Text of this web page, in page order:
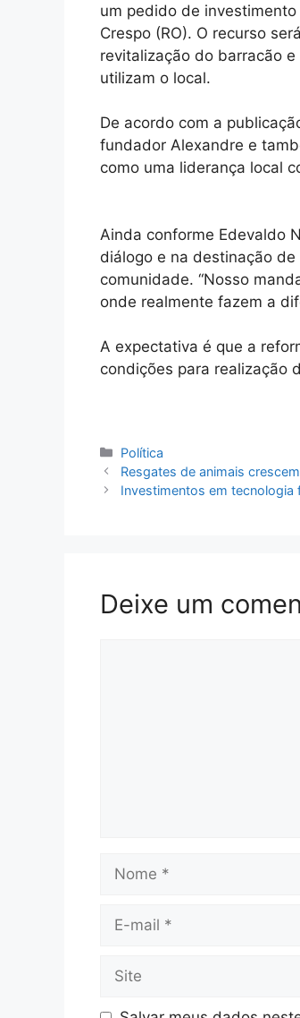
um pedido de
Crespo (RO). O recurso
revitalização do barracão
utilizam o local.
De acordo com a
fundador Alexandre e
como uma liderança local
Ainda conforme Edevaldo
diálogo e na destinação
comunidade. “Nosso
onde realmente fazem a
A expectativa é que a
condições para realização
Categorias
Política
Resgates de animais
Investimentos em tecnologia
Deixe um
mail